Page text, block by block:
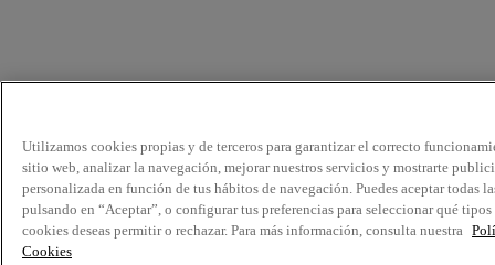
Utilizamos cookies propias y de terceros para garantizar el correcto
sitio web, analizar la navegación, mejorar nuestros servicios y mostrarte
personalizada en función de tus hábitos de navegación. Puedes aceptar todas
pulsando en “Aceptar”, o configurar tus preferencias para seleccionar qué tipos
cookies deseas permitir o rechazar. Para más información, consulta nuestra
Cookies